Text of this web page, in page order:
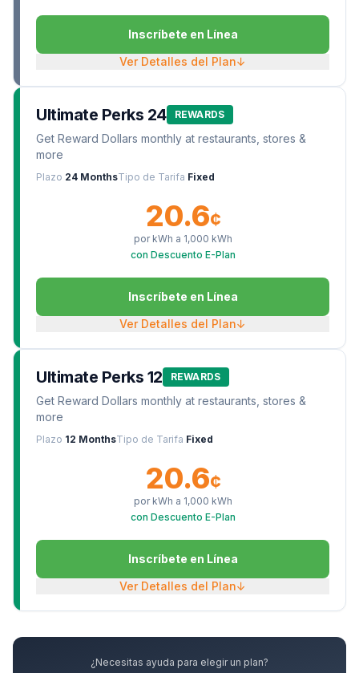
Inscríbete en Línea
Ver Detalles del Plan↓
Ultimate Perks 24 REWARDS
Get Reward Dollars monthly at restaurants, stores &
more
Plazo 24 MonthsTipo de Tarifa Fixed
20.6¢
por kWh a 1,000 kWh
con Descuento E-Plan
Inscríbete en Línea
Ver Detalles del Plan↓
Ultimate Perks 12 REWARDS
Get Reward Dollars monthly at restaurants, stores &
more
Plazo 12 MonthsTipo de Tarifa Fixed
20.6¢
por kWh a 1,000 kWh
con Descuento E-Plan
Inscríbete en Línea
Ver Detalles del Plan↓
¿Necesitas ayuda para elegir un plan?